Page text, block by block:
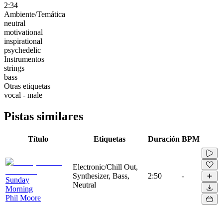
2:34
Ambiente/Temática
neutral
motivational
inspirational
psychedelic
Instrumentos
strings
bass
Otras etiquetas
vocal - male
Pistas similares
Título Etiquetas Duración BPM
Sunday
Morning
Phil Moore
Electronic/Chill Out,
Synthesizer, Bass,
Neutral
2:50 -